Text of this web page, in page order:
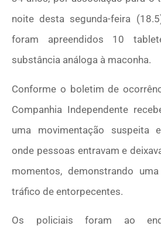
noite desta segunda-feira
foram apreendidos 10
substância análoga à maconha.
Conforme o boletim de
Companhia Independente
uma movimentação suspeita
onde pessoas entravam e
momentos, demonstrando
tráfico de entorpecentes.
Os policiais foram ao